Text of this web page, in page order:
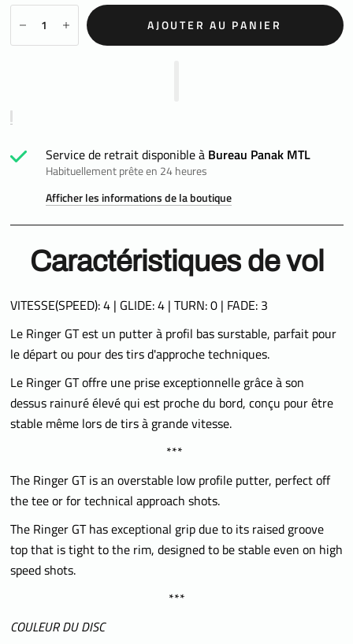
AJOUTER AU PANIER
Service de retrait disponible à Bureau Panak MTL
Habituellement prête en 24 heures
Afficher les informations de la boutique
Caractéristiques de vol
VITESSE(SPEED): 4 | GLIDE: 4 | TURN: 0 | FADE: 3
Le Ringer GT est un putter à profil bas surstable, parfait pour
le départ ou pour des tirs d'approche techniques.
Le Ringer GT offre une prise exceptionnelle grâce à son
dessus rainuré élevé qui est proche du bord, conçu pour être
stable même lors de tirs à grande vitesse.
***
The Ringer GT is an overstable low profile putter, perfect off
the tee or for technical approach shots.
The Ringer GT has exceptional grip due to its raised groove
top that is tight to the rim, designed to be stable even on high
speed shots.
***
COULEUR DU DISC